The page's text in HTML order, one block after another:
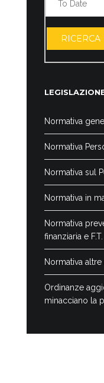
RICERCA
Normativa
Normativa
Normativa sul
Normativa in
Normativa
finanziaria e F.T.
Normativa
Ordinanze
minacciano la